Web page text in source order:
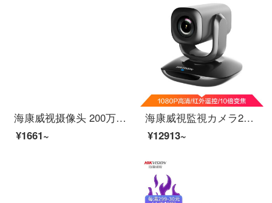
海康威视摄像头 200万监控 1080P网络高清监控摄像头 带POE红外夜视30米半球摄像机 2.8MM焦距DS-IPC-T12-I
¥1661~
海康威視監視カメラ200万1080 P生放送カメラ高清会議ビデオネットワークコース長距離ビデオ会議カメラ雲台回転カメラU 102 D
¥12913~